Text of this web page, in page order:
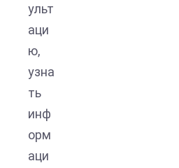
ульт
аци
ю,
узна
ть
инф
орм
аци